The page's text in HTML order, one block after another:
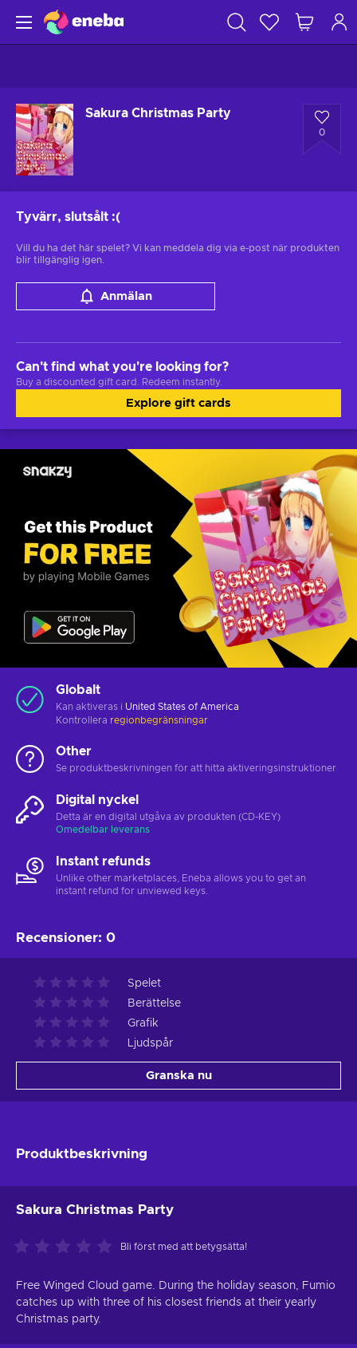
Sakura Christmas Party
0
Tyvärr, slutsålt :(
Vill du ha det här spelet? Vi kan meddela dig via e-post när produkten
blir tillgänglig igen.
Anmälan
Can't find what you're looking for?
Buy a discounted gift card. Redeem instantly.
Explore gift cards
Globalt
Kan aktiveras i United States of America
Kontrollera regionbegränsningar
Other
Se produktbeskrivningen för att hitta aktiveringsinstruktioner
Digital nyckel
Detta är en digital utgåva av produkten (CD-KEY)
Omedelbar leverans
Instant refunds
Unlike other marketplaces, Eneba allows you to get an
instant refund for unviewed keys.
Recensioner: 0
Spelet
Berättelse
Grafik
Ljudspår
Granska nu
Produktbeskrivning
Sakura Christmas Party
Bli först med att betygsätta!
Free Winged Cloud game. During the holiday season, Fumio
catches up with three of his closest friends at their yearly
Christmas party.